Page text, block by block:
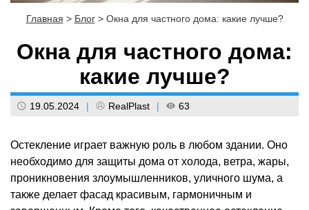
Главная > Блог> Окна для частного дома: какие лучше?
Окна для частного дома:
какие лучше?
19.05.2024 | RealPlast | 63
Остекление играет важную роль в любом здании. Оно
необходимо для защиты дома от холода, ветра, жары,
проникновения злоумышленников, уличного шума, а
также делает фасад красивым, гармоничным и